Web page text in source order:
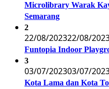
Microlibrary Warak
Semarang
2
22/08/202322/08/
Funtopia Indoor
3
03/07/202303/07/
Kota Lama dan Kota